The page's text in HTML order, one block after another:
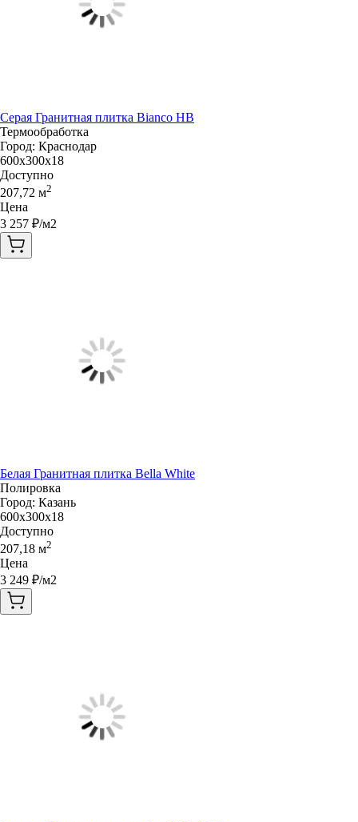
Серая Гранитная плитка Bianco HB
Термообработка
Город: Краснодар
600x300x18
Доступно
207,72 м2
Цена
3 257 ₽/м2
Белая Гранитная плитка Bella White
Полировка
Город: Казань
600x300x18
Доступно
207,18 м2
Цена
3 249 ₽/м2